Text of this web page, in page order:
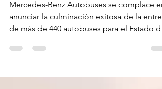
transporte
en Mérida
Mercedes-Benz Autobuses se complace en
anunciar la culminación exitosa de la
de más de 440 autobuses para el Estado de